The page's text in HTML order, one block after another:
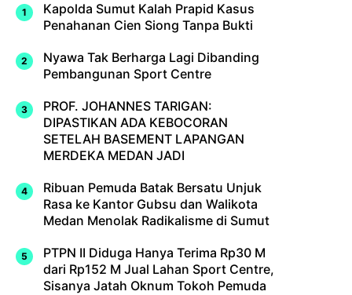
Kapolda Sumut Kalah Prapid Kasus
Penahanan Cien Siong Tanpa Bukti
Nyawa Tak Berharga Lagi Dibanding
Pembangunan Sport Centre
PROF. JOHANNES TARIGAN:
DIPASTIKAN ADA KEBOCORAN
SETELAH BASEMENT LAPANGAN
MERDEKA MEDAN JADI
Ribuan Pemuda Batak Bersatu Unjuk
Rasa ke Kantor Gubsu dan Walikota
Medan Menolak Radikalisme di Sumut
PTPN II Diduga Hanya Terima Rp30 M
dari Rp152 M Jual Lahan Sport Centre,
Sisanya Jatah Oknum Tokoh Pemuda